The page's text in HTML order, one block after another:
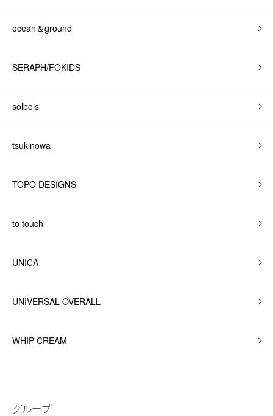
ocean＆ground
SERAPH/FOKIDS
solbois
tsukinowa
TOPO DESIGNS
to touch
UNICA
UNIVERSAL OVERALL
WHIP CREAM
グループ